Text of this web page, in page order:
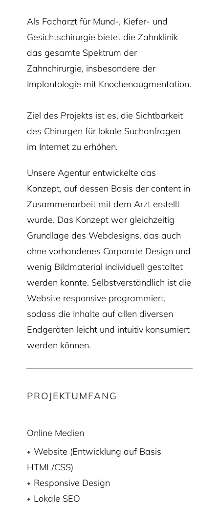
Als Facharzt für Mund-, Kiefer- und
Gesichtschirurgie bietet die Zahnklinik
das gesamte Spektrum der
Zahnchirurgie, insbesondere der
Implantologie mit Knochenaugmentation.
Ziel des Projekts ist es, die Sichtbarkeit
des Chirurgen für lokale Suchanfragen
im Internet zu erhöhen.
Unsere Agentur entwickelte das
Konzept, auf dessen Basis der content in
Zusammenarbeit mit dem Arzt erstellt
wurde. Das Konzept war gleichzeitig
Grundlage des Webdesigns, das auch
ohne vorhandenes Corporate Design und
wenig Bildmaterial individuell gestaltet
werden konnte. Selbstverständlich ist die
Website responsive programmiert,
sodass die Inhalte auf allen diversen
Endgeräten leicht und intuitiv konsumiert
werden können.
PROJEKTUMFANG
Online Medien
Website (Entwicklung auf Basis
HTML/CSS)
Responsive Design
Lokale SEO